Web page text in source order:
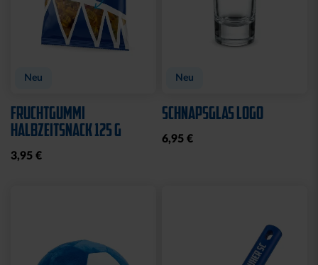
Neu
FRUCHTGUMMI
HALBZEITSNACK 125 G
3,95 €
Neu
SCHNAPSGLAS LOGO
6,95 €